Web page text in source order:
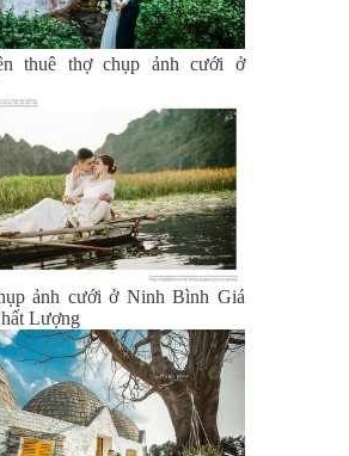
thuê thợ chụp ảnh cưới ở
ảnh cưới ở Ninh Bình Giá
Lượng